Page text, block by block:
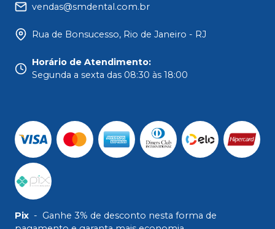
vendas@smdental.com.br
Rua de Bonsucesso, Rio de Janeiro - RJ
Horário de Atendimento:
Segunda a sexta das 08:30 às 18:00
Pix - Ganhe 3% de desconto nesta forma de